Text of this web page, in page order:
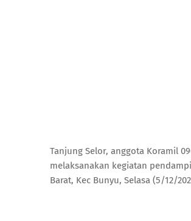
Tanjung Selor, anggota Koramil
melaksanakan kegiatan
Barat, Kec Bunyu, Selasa (5/12/